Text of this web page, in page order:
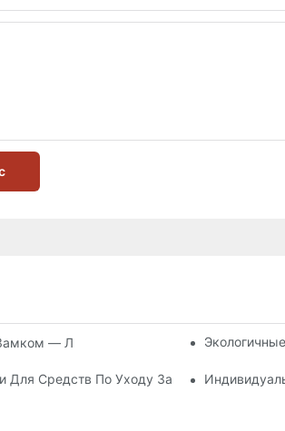
— Лучший Выбор Для Упаковки
Для Средств По Уходу За Кожей